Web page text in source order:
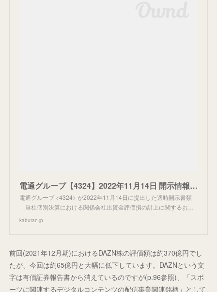
電通グループ【4324】2022年11月14日 開示情報 - 当社個別決算における関係会社出資金評価損の計上に関するお知らせ
電通グループ <4324> が2022年11月14日に提出した適時開示書類
「当社個別決算における関係会社出資金評価損の計上に関するお…
kabutan.jp
前回(2021年12月期)におけるDAZN株の評価額は約370億円でし
たが、今回は約65億円と大幅に低下しています。DAZNという文
字は有価証券報告書から消えているのですが(p.96参照)、「スポ
ーツに関連するデジタルコンテンツの配信事業関連銘柄」として